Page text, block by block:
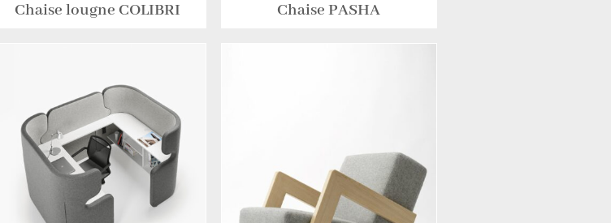
Chaise lougne COLIBRI Chaise PASHA